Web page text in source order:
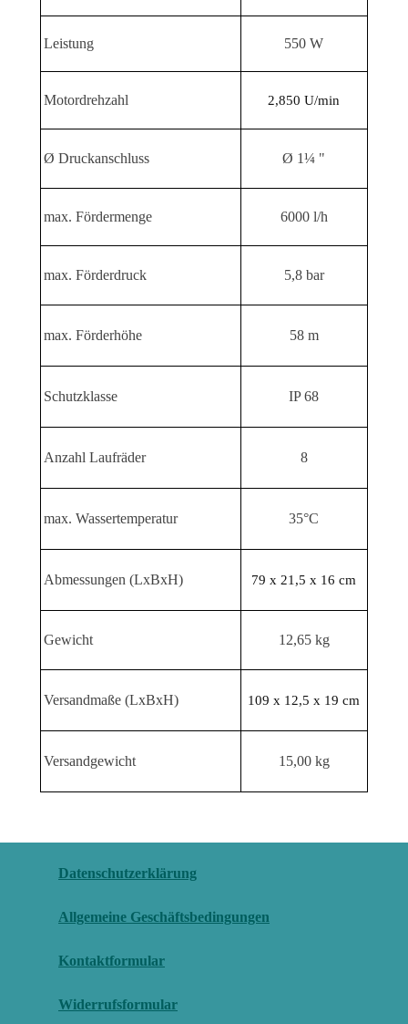
Leistung 550 W
Motordrehzahl 2,850 U/min
Ø Druckanschluss Ø 1¼ "
max. Fördermenge 6000 l/h
max. Förderdruck 5,8 bar
max. Förderhöhe 58 m
Schutzklasse IP 68
Anzahl Laufräder 8
max. Wassertemperatur 35°C
Abmessungen (LxBxH) 79 x 21,5 x 16 cm
Gewicht 12,65 kg
Versandmaße (LxBxH) 109 x 12,5 x 19 cm
Versandgewicht 15,00 kg
Datenschutzerklärung
Allgemeine Geschäftsbedingungen
Kontaktformular
Widerrufsformular